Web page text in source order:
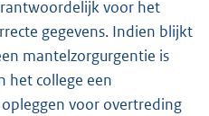
voor het
gegevens. Indien blijkt
mantelzorgurgentie is
het college een
voor overtreding